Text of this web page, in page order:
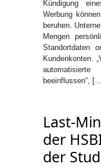
Kündigung
Werbung
beruhen.
Mengen
Standortdaten
Kundenkonten.
beeinflussen“,
Last-
der
der